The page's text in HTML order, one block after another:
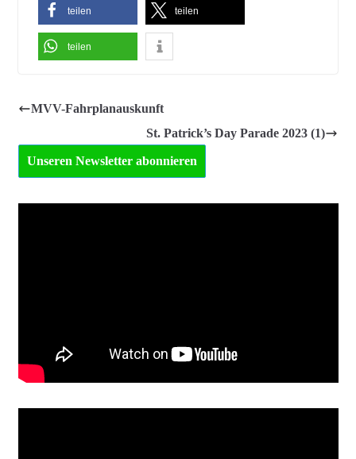
teilen teilen
teilen
MVV-Fahrplanauskunft
St. Patrick’s Day Parade 2023 (1)
Unseren Newsletter abonnieren